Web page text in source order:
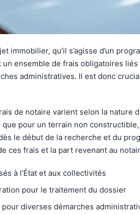
immobilier, qu’il s’agisse d’un
ensemble de frais obligatoires
administratives. Il est donc
de notaire varient selon la
pour un terrain non
le début de la recherche et du
ces frais et la part revenant au
à l’État et aux collectivités
pour le traitement du dossier
diverses démarches